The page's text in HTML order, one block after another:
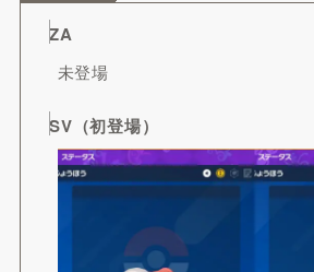
ZA
未登場
SV（初登場）